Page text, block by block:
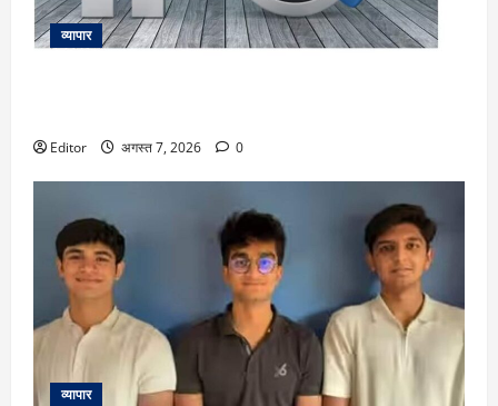
व्यापार
Editor अगस्त 7, 2026 0
व्यापार